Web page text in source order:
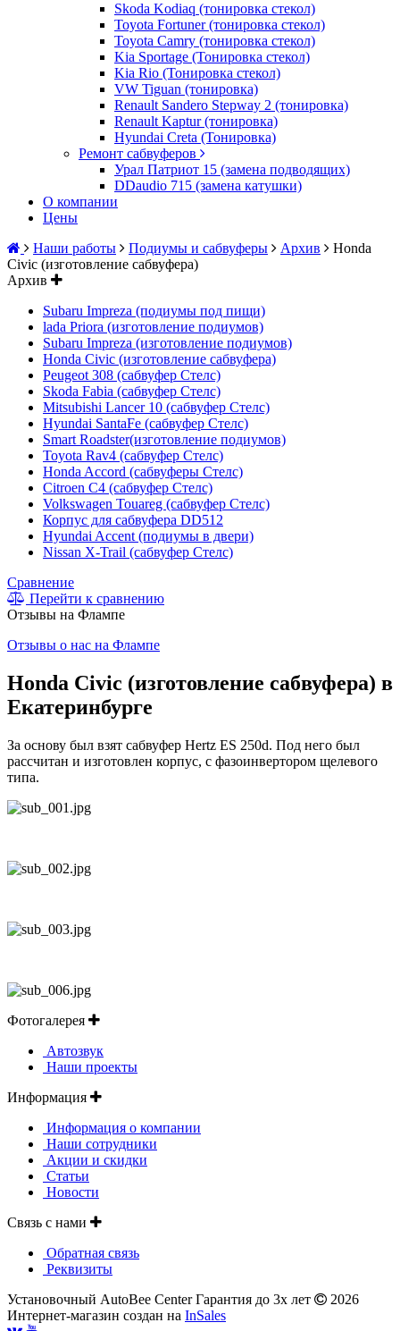
Skoda Kodiaq (тонировка стекол)
Toyota Fortuner (тонировка стекол)
Toyota Camry (тонировка стекол)
Kia Sportage (Тонировка стекол)
Kia Rio (Тонировка стекол)
VW Tiguan (тонировка)
Renault Sandero Stepway 2 (тонировка)
Renault Kaptur (тонировка)
Hyundai Creta (Тонировка)
Ремонт сабвуферов
Урал Патриот 15 (замена подводящих)
DDaudio 715 (замена катушки)
О компании
Цены
Наши работы
Подиумы и сабвуферы Архив
Honda
Civic (изготовление сабвуфера)
Архив
Subaru Impreza (подиумы под пищи)
lada Priora (изготовление подиумов)
Subaru Impreza (изготовление подиумов)
Honda Civic (изготовление сабвуфера)
Peugeot 308 (сабвуфер Стелс)
Skoda Fabia (сабвуфер Стелс)
Mitsubishi Lancer 10 (сабвуфер Стелс)
Hyundai SantaFe (сабвуфер Стелс)
Smart Roadster(изготовление подиумов)
Toyota Rav4 (сабвуфер Стелс)
Honda Accord (сабвуферы Стелс)
Citroen C4 (сабвуфер Стелс)
Volkswagen Touareg (сабвуфер Стелс)
Корпус для сабвуфера DD512
Hyundai Accent (подиумы в двери)
Nissan X-Trail (сабвуфер Стелс)
Сравнение
Перейти к сравнению
Отзывы на Флампе
Отзывы о нас на Флампе
Honda Civic (изготовление сабвуфера) в
Екатеринбурге
За основу был взят сабвуфер Hertz ES 250d. Под него был
рассчитан и изготовлен корпус, с фазоинвертором щелевого
типа.
Фотогалерея
Автозвук
Наши проекты
Информация
Информация о компании
Наши сотрудники
Акции и скидки
Статьи
Новости
Связь с нами
Обратная связь
Реквизиты
Установочный AutoBee Center Гарантия до 3х лет
2026
Интернет-магазин создан на InSales